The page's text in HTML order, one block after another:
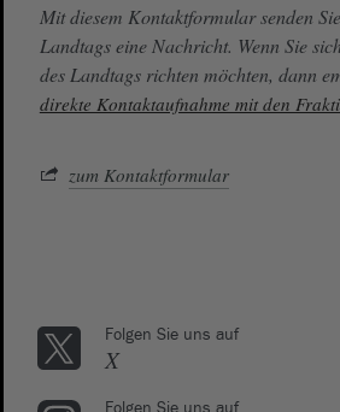
Mit diesem Kontaktformular senden
Landtags eine Nachricht. Wenn Sie
des Landtags richten möchten, dann
direkte Kontaktaufnahme mit den
zum Kontaktformular
Folgen Sie uns auf
X